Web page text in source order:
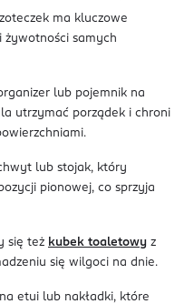
ma kluczowe
żywotności samych
lub pojemnik na
utrzymać porządek i chroni
lub stojak, który
pionowej, co sprzyja
się też kubek toaletowy z
się wilgoci na dnie.
etui lub nakładki, które